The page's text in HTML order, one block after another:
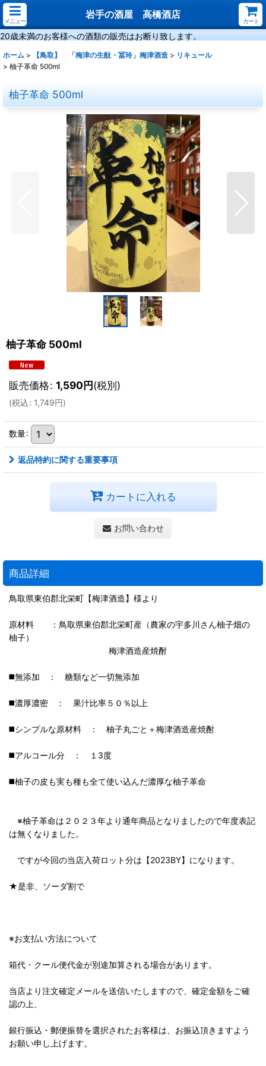
メニュー
岩手の酒屋 高橋酒店
カート
20歳未満のお客様への酒類の販売はお断り致します。
ホーム > 【鳥取】 「梅津の生酛・冨玲」梅津酒造 > リキュール
> 柚子革命 500ml
柚子革命 500ml
柚子革命 500ml
販売価格: 1,590円(税別)
(税込: 1,749円)
数量:
返品特約に関する重要事項
カートに入れる
お問い合わせ
商品詳細
鳥取県東伯郡北栄町【梅津酒造】様より
原材料 ：鳥取県東伯郡北栄町産（農家の宇多川さん柚子畑の
柚子）
梅津酒造産焼酎
◼️無添加 ： 糖類など一切無添加
◼️濃厚濃密 ： 果汁比率５０％以上
◼️シンプルな原材料 ： 柚子丸ごと＋梅津酒造産焼酎
◼️アルコール分 ： １3度
◼️柚子の皮も実も種も全て使い込んだ濃厚な柚子革命
※柚子革命は２０２３年より通年商品となりましたので年度表記
は無くなりました。
ですが今回の当店入荷ロット分は【2023BY】になります。
★是非、ソーダ割で
※お支払い方法について
箱代・クール便代金が別途加算される場合があります。
当店より注文確定メールを送信いたしますので、確定金額をご確
認の上、
銀行振込・郵便振替を選択されたお客様は、お振込頂きますよう
お願い申し上げます。